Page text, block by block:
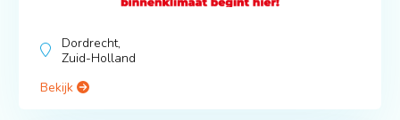
Dordrecht,
Zuid-Holland
Bekijk